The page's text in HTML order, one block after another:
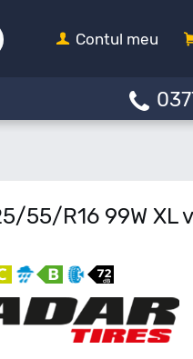
Contul meu
55/R16 99W XL